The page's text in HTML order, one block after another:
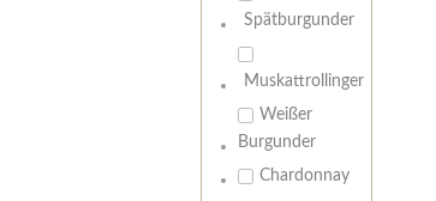
Spätburgunder
Muskattrollinger
Weißer
Burgunder
Chardonnay